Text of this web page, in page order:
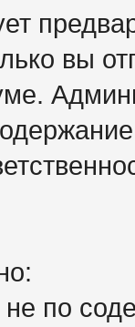
вы
не по